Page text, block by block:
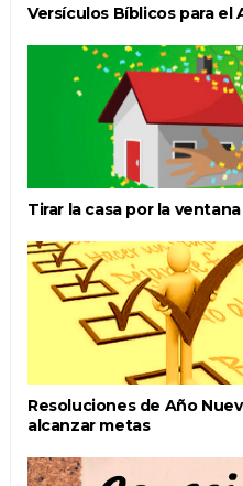
Versículos Bíblicos para el
Tirar la casa por la
Resoluciones de Año
alcanzar metas